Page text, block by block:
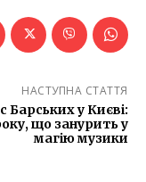
НАСТУПНА СТАТТЯ
Барських у Києві:
що занурить у
магію музики